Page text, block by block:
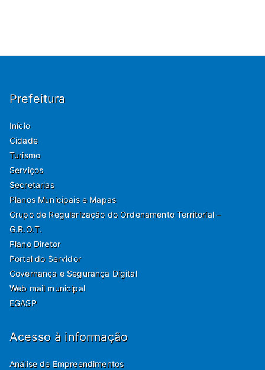
Prefeitura
Início
Cidade
Turismo
Serviços
Secretarias
Planos Municipais e Mapas
Grupo de Regularização do Ordenamento Territorial –
G.R.O.T.
Plano Diretor
Portal do Servidor
Governança e Segurança Digital
Web mail municipal
EGASP
Acesso à informação
Análise de Empreendimentos